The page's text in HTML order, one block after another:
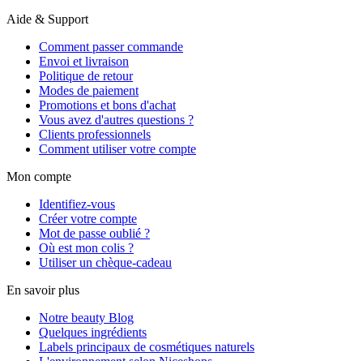
Aide & Support
Comment passer commande
Envoi et livraison
Politique de retour
Modes de paiement
Promotions et bons d'achat
Vous avez d'autres questions ?
Clients professionnels
Comment utiliser votre compte
Mon compte
Identifiez-vous
Créer votre compte
Mot de passe oublié ?
Où est mon colis ?
Utiliser un chèque-cadeau
En savoir plus
Notre beauty Blog
Quelques ingrédients
Labels principaux de cosmétiques naturels